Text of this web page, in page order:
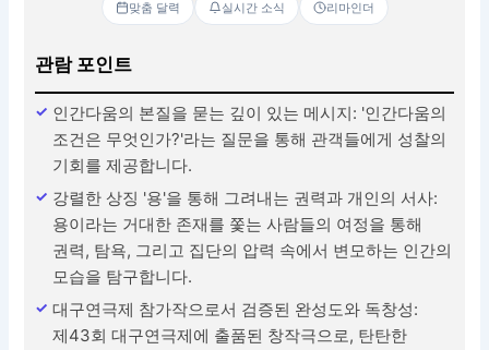
맞춤 달력 실시간 소식 리마인더
관람 포인트
인간다움의 본질을 묻는 깊이 있는 메시지: '인간다움의
조건은 무엇인가?'라는 질문을 통해 관객들에게 성찰의
기회를 제공합니다.
강렬한 상징 '용'을 통해 그려내는 권력과 개인의 서사:
용이라는 거대한 존재를 쫓는 사람들의 여정을 통해
권력, 탐욕, 그리고 집단의 압력 속에서 변모하는 인간의
모습을 탐구합니다.
대구연극제 참가작으로서 검증된 완성도와 독창성:
제43회 대구연극제에 출품된 창작극으로, 탄탄한